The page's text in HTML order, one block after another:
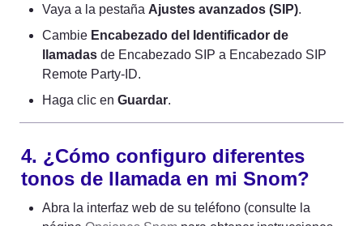
Vaya a la pestaña Ajustes avanzados (SIP).
Cambie Encabezado del Identificador de
llamadas de Encabezado SIP a Encabezado SIP
Remote Party-ID.
Haga clic en Guardar.
4. ¿Cómo configuro diferentes
tonos de llamada en mi Snom?
Abra la interfaz web de su teléfono (consulte la